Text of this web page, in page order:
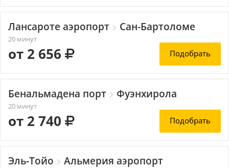
Лансароте аэропорт Сан-Бартоломе
20 минут
от 2 656 Подобрать
Бенальмадена порт Фуэнхирола
20 минут
от 2 740 Подобрать
Эль-Тойо Альмерия аэропорт